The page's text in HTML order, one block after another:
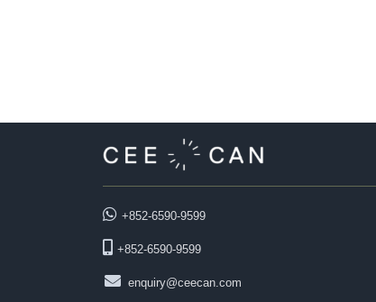
+852-6590-9599
+852-6590-9599
enquiry@ceecan.com